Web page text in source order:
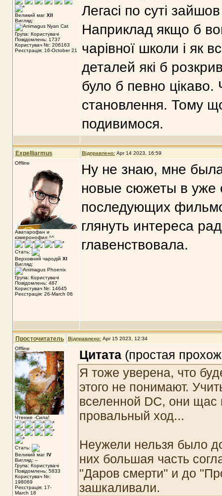
Великий маг XII
Вигляд:
Група: Користувачі
Повідомлень: 1737
Користувач №: 206163
Реєстрація: 16-October 21
Легасі по суті
Наприклад якщо б
чарівної школи і як
деталей які б
було б певно цікаво.
становлення. Тому
подивимося.
Expelliarmus Відправлено: Apr 14 2023, 16:59
Offline
Аватарофан и
кэмеронофил ^^
Стать:
Верховний чародій XI
Вигляд:
Група: Користувачі
Повідомлень: 487
Користувач №: 14645
Реєстрація: 26-March 06
Ну не знаю, мне
новые сюжеты в уже
последующих
глянуть интереса
главенствовала.
Просточитатель Відправлено: Apr 15 2023, 12:34
Offline
Чтение -Сила!
Стать:
Великий маг IV
Вигляд: --
Група: Користувачі
Повідомлень: 5833
Користувач №:
198069
Реєстрація: 17-
March 18
Цитата (простая
Я тоже уверена, что
этого не понимают.
вселенной DC, они
провальный ход...
Неужели нельзя было
них большая часть
"Даров смерти" и до
зашкаливали.